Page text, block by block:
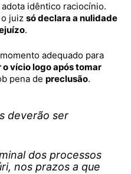
adota idêntico raciocínio.
juiz só declara a nulidade
.
adequado para
o vício logo após tomar
pena de preclusão.
deverão ser
dos processos
nos prazos a que